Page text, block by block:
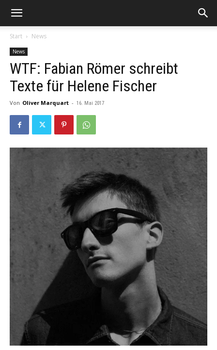
Start News
News
WTF: Fabian Römer schreibt
Texte für Helene Fischer
Von Oliver Marquart - 16. Mai 2017